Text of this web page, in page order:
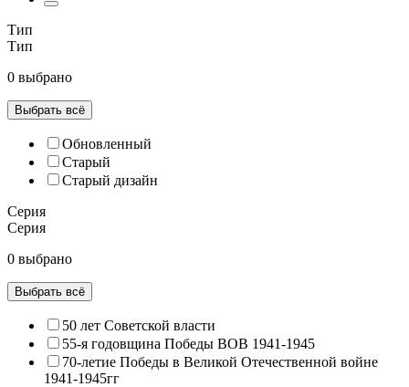
Тип
Тип
0 выбрано
Выбрать всё
Обновленный
Старый
Старый дизайн
Серия
Серия
0 выбрано
Выбрать всё
50 лет Советской власти
55-я годовщина Победы ВОВ 1941-1945
70-летие Победы в Великой Отечественной войне
1941-1945гг